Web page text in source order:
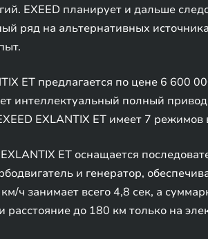
EXEED планирует и дальше
ряд на альтернативных
ET предлагается по цене 6 600
интеллектуальный полный
EXLANTIX ET имеет 7
ET оснащается
и генератор,
ч занимает всего 4,8 сек, а
до 180 км только на